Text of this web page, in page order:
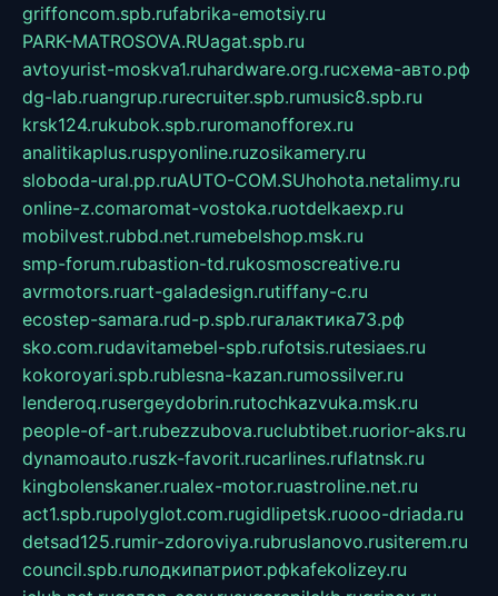
griffoncom.spb.rufabrika-emotsiy.ru
PARK-MATROSOVA.RUagat.spb.ru
avtoyurist-moskva1.ruhardware.org.ruсхема-авто.рф
dg-lab.ruangrup.rurecruiter.spb.rumusic8.spb.ru
krsk124.rukubok.spb.ruromanofforex.ru
analitikaplus.ruspyonline.ruzosikamery.ru
sloboda-ural.pp.ruAUTO-COM.SUhohota.netalimy.ru
online-z.comaromat-vostoka.ruotdelkaexp.ru
mobilvest.rubbd.net.rumebelshop.msk.ru
smp-forum.rubastion-td.rukosmoscreative.ru
avrmotors.ruart-galadesign.rutiffany-c.ru
ecostep-samara.rud-p.spb.ruгалактика73.рф
sko.com.rudavitamebel-spb.rufotsis.rutesiaes.ru
kokoroyari.spb.rublesna-kazan.rumossilver.ru
lenderoq.rusergeydobrin.rutochkazvuka.msk.ru
people-of-art.rubezzubova.ruclubtibet.ruorior-aks.ru
dynamoauto.ruszk-favorit.rucarlines.ruflatnsk.ru
kingbolenskaner.rualex-motor.ruastroline.net.ru
act1.spb.rupolyglot.com.rugidlipetsk.ruooo-driada.ru
detsad125.rumir-zdoroviya.rubruslanovo.rusiterem.ru
council.spb.ruлодкипатриот.рфkafekolizey.ru